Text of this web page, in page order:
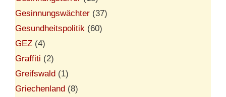
Gesinnungswächter (37)
Gesundheitspolitik (60)
GEZ (4)
Graffiti (2)
Greifswald (1)
Griechenland (8)